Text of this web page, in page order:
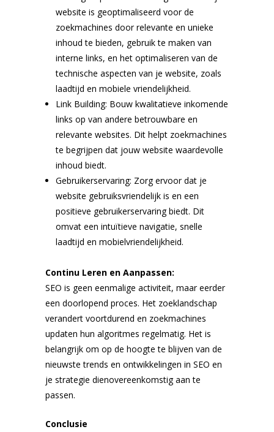
website is geoptimaliseerd voor de
zoekmachines door relevante en unieke
inhoud te bieden, gebruik te maken van
interne links, en het optimaliseren van de
technische aspecten van je website, zoals
laadtijd en mobiele vriendelijkheid.
Link Building: Bouw kwalitatieve inkomende
links op van andere betrouwbare en
relevante websites. Dit helpt zoekmachines
te begrijpen dat jouw website waardevolle
inhoud biedt.
Gebruikerservaring: Zorg ervoor dat je
website gebruiksvriendelijk is en een
positieve gebruikerservaring biedt. Dit
omvat een intuïtieve navigatie, snelle
laadtijd en mobielvriendelijkheid.
Continu Leren en Aanpassen:
SEO is geen eenmalige activiteit, maar eerder
een doorlopend proces. Het zoeklandschap
verandert voortdurend en zoekmachines
updaten hun algoritmes regelmatig. Het is
belangrijk om op de hoogte te blijven van de
nieuwste trends en ontwikkelingen in SEO en
je strategie dienovereenkomstig aan te
passen.
Conclusie